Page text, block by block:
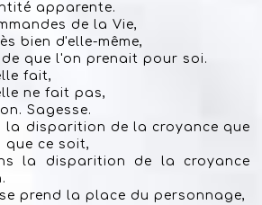
apparente.
de la Vie,
bien d'elle-même,
que l'on prenait pour soi.
fait,
ne fait pas,
Sagesse.
la disparition de la croyance que
ce soit,
la disparition de la croyance
prend la place du personnage,